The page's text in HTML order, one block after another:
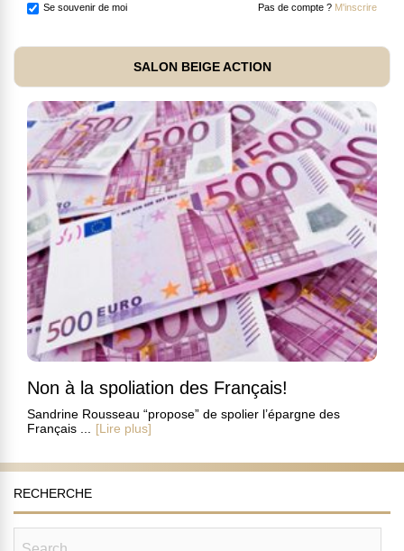
Se souvenir de moi Pas de compte ? M'inscrire
SALON BEIGE ACTION
Non à la spoliation des Français!
Sandrine Rousseau “propose” de spolier l’épargne des
Français ...
[Lire plus]
RECHERCHE